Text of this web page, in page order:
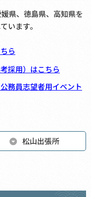
県、徳島県、高知県を
います。
ら
採用）はこちら
務員志望者用イベント
松山出張所